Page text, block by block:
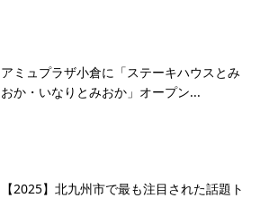
アミュプラザ小倉に「ステーキハウスとみ
おか・いなりとみおか」オープン...
【2025】北九州市で最も注目された話題ト